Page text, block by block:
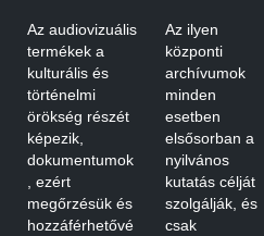
Az audiovizuális
termékek a
kulturális és
történelmi
örökség részét
képezik,
dokumentumok
, ezért
megőrzésük és
hozzáférhetővé
Az ilyen
központi
archívumok
minden
esetben
elsősorban a
nyilvános
kutatás célját
szolgálják, és
csak